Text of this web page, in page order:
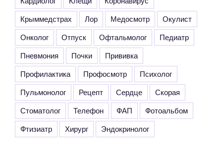
Крыммедстрах
Лор Медосмотр
Окулист
Онколог
Отпуск Офтальмолог
Педиатр
Пневмония
Почки
Прививка
Профилактика
Профосмотр
Психолог
Пульмонолог
Рецепт Сердце
Скорая
Стоматолог
Телефон ФАП
Фотоальбом
Фтизиатр
Хирург Эндокринолог